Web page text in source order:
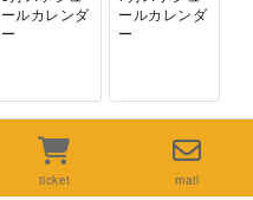
ールカレンダ
ー
ールカレンダ
ー
ticket mail